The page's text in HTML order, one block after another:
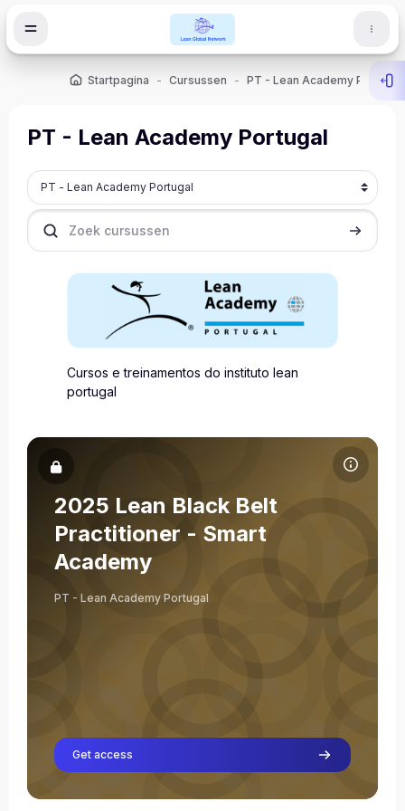
Startpagina Cursussen PT - Lean Academy Portugal
PT - Lean Academy Portugal
Cursuscategorieën
Zoek cursussen Zoek
Cursos e treinamentos do instituto lean
portugal
Severino Abad
Oriol Cuatrecasas
Leraar
Cursusafbeelding 2025 Lean Black Belt Practitioner - Smart
Cursusafbeelding
Cursusnaam
2025 Lean Black Belt
Practitioner - Smart
Academy
PT - Lean Academy Portugal
Get access